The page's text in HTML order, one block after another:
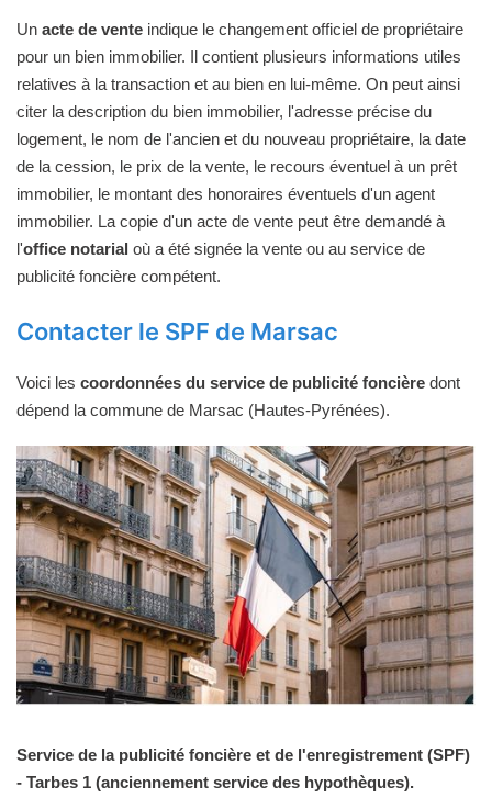
Un acte de vente indique le changement officiel de propriétaire
pour un bien immobilier. Il contient plusieurs informations utiles
relatives à la transaction et au bien en lui-même. On peut ainsi
citer la description du bien immobilier, l'adresse précise du
logement, le nom de l'ancien et du nouveau propriétaire, la date
de la cession, le prix de la vente, le recours éventuel à un prêt
immobilier, le montant des honoraires éventuels d'un agent
immobilier. La copie d'un acte de vente peut être demandé à
l'office notarial où a été signée la vente ou au service de
publicité foncière compétent.
Contacter le SPF de Marsac
Voici les coordonnées du service de publicité foncière dont
dépend la commune de Marsac (Hautes-Pyrénées).
Service de la publicité foncière et de l'enregistrement (SPF)
- Tarbes 1 (anciennement service des hypothèques).